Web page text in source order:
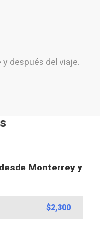
después del viaje.
Monterrey y
$2,300